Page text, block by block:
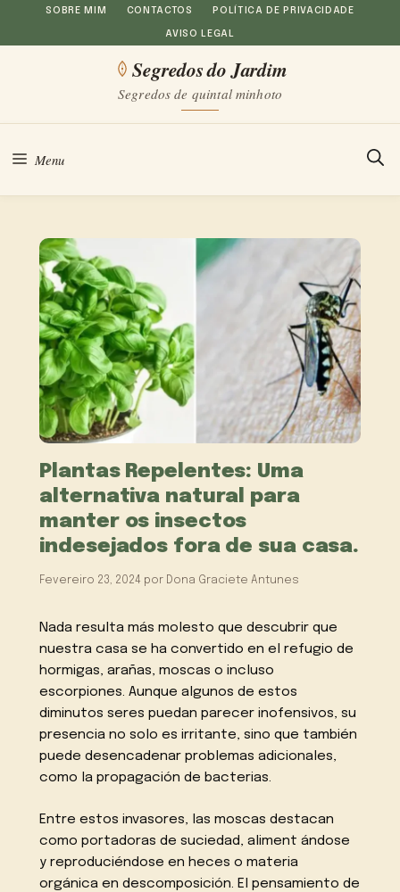
Saltar
para
SOBRE MIM CONTACTOS POLÍTICA DE PRIVACIDADE
AVISO LEGAL
Segredos do Jardim
Segredos de quintal minhoto
Menu
Plantas Repelentes: Uma
alternativa natural para
manter os insectos
indesejados fora de sua casa.
Fevereiro 23, 2024 por Dona Graciete Antunes
Nada resulta más molesto que descubrir que
nuestra casa se ha convertido en el refugio de
hormigas, arañas, moscas o incluso
escorpiones. Aunque algunos de estos
diminutos seres puedan parecer inofensivos, su
presencia no solo es irritante, sino que también
puede desencadenar problemas adicionales,
como la propagación de bacterias.
Entre estos invasores, las moscas destacan
como portadoras de suciedad, aliment ándose
y reproduciéndose en heces o materia
orgánica en descomposición. El pensamiento de